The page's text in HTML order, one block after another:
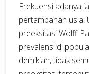
Frekuensi adanya
pertambahan usia.
preeksitasi Wolff-
prevalensi di
demikian, tidak